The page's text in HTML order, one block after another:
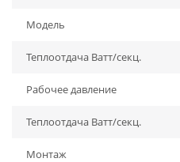
Модель
Теплоотдача Ватт/секц.
Рабочее давление
Теплоотдача Ватт/секц.
Монтаж